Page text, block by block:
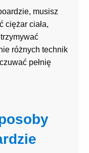
musisz
ciężar ciała,
różnych technik
pełnię